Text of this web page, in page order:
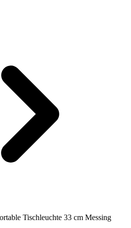
Tischleuchte 33 cm Messing